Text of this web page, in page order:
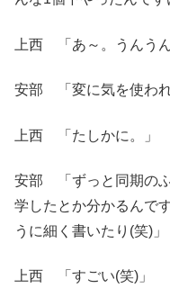
上西 「あ～。うんうん
安部 「変に気を使われ
上西 「たしかに。」
安部 「ずっと同期の
学したとか分かるんで
うに細く書いたり(笑)」
上西 「すごい(笑)」